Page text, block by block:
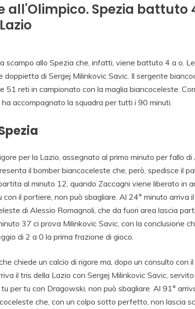
all'Olimpico. Spezia battuto
scampo allo Spezia che, infatti, viene battuto 4 a o.
doppietta di Sergej Milinkovic Savic. Il sergente
51 reti in campionato con la maglia biancoceleste.
accompagnato la squadra per tutti i 90 minuti.
per la Lazio, assegnato al primo minuto per fallo di
il bomber biancoceleste che, però, spedisce il
al minuto 12, quando Zaccagni viene liberato in
il portiere, non può sbagliare. Al 24° minuto arriva
di Alessio Romagnoli, che da fuori area lascia
37 ci prova Milinkovic Savic, con la conclusione
di 2 a 0 la prima frazione di gioco.
chiede un calcio di rigore ma, dopo un consulto con il
il tris della Lazio con Sergej Milinkovic Savic,
per tu con Dragowski, non può sbagliare. Al 91°
che, con un colpo sotto perfetto, non lascia